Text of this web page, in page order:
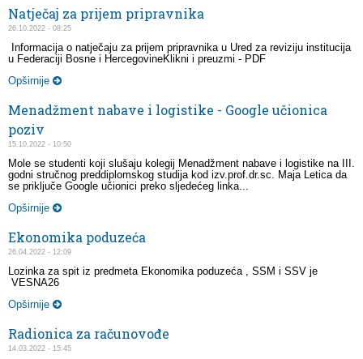
Natječaj za prijem pripravnika
26.10.2022 - 08:25
Informacija o natječaju za prijem pripravnika u Ured za reviziju institucija
u Federaciji Bosne i HercegovineKlikni i preuzmi - PDF
Opširnije
Menadžment nabave i logistike - Google učionica
poziv
15.10.2022 - 10:50
Mole se studenti koji slušaju kolegij Menadžment nabave i logistike na III.
godni stručnog preddiplomskog studija kod izv.prof.dr.sc. Maja Letica da
se priključe Google učionici preko sljedećeg linka...
Opširnije
Ekonomika poduzeća
26.04.2022 - 12:09
Lozinka za spit iz predmeta Ekonomika poduzeća , SSM i SSV je
VESNA26
Opširnije
Radionica za računovođe
14.03.2022 - 15:45